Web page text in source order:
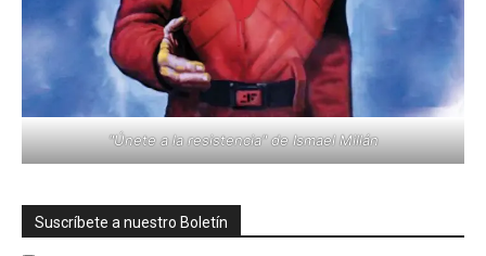
"Únete a la resistencia" de Ismael Millán
Suscríbete a nuestro Boletín